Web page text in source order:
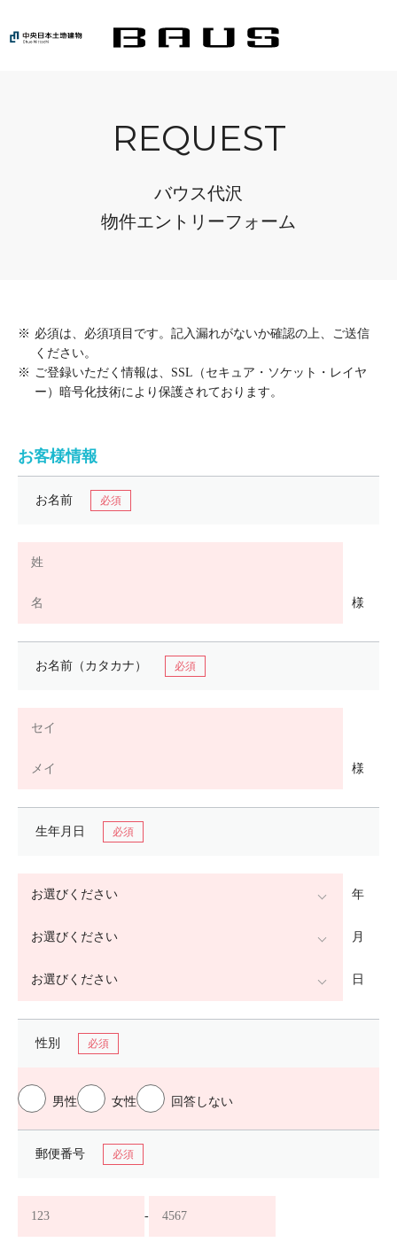
REQUEST
バウス代沢
物件エントリーフォーム
※ 必須は、必須項目です。記入漏れがないか確認の上、ご送信
ください。
※ ご登録いただく情報は、SSL（セキュア・ソケット・レイヤ
ー）暗号化技術により保護されております。
お客様情報
お名前
様
お名前（カタカナ）
様
生年月日
年
月
日
性別
男性 女性 回答しない
郵便番号
-